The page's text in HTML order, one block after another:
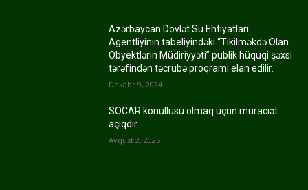
Azərbaycan Dövlət Su Ehtiyatları
Agentliyinin tabeliyindəki “Tikilməkdə Olan
Obyektlərin Müdiriyyəti” publik hüquqi şəxsi
tərəfindən təcrübə proqramı elan edilir.
Dekabr 9, 2024
SOCAR könüllüsü olmaq üçün müraciət
açıqdır.
Avqust 2, 2025